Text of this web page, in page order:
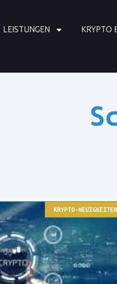
LEISTUNGEN KRYPTO
KRYPTO-NEUIGKEITEN